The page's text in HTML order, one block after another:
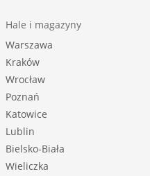
Hale i magazyny
Warszawa
Kraków
Wrocław
Poznań
Katowice
Lublin
Bielsko-Biała
Wieliczka